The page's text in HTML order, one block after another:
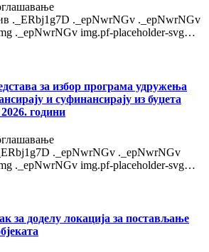
._ERbj1g7D ._epNwrNGv ._epNwrNGv
._epNwrNGv img.pf-placeholder-svg…
за избор програма удружења
и суфинансирају из буџета
години
._epNwrNGv ._epNwrNGv
._epNwrNGv img.pf-placeholder-svg…
за доделу локација за постављање